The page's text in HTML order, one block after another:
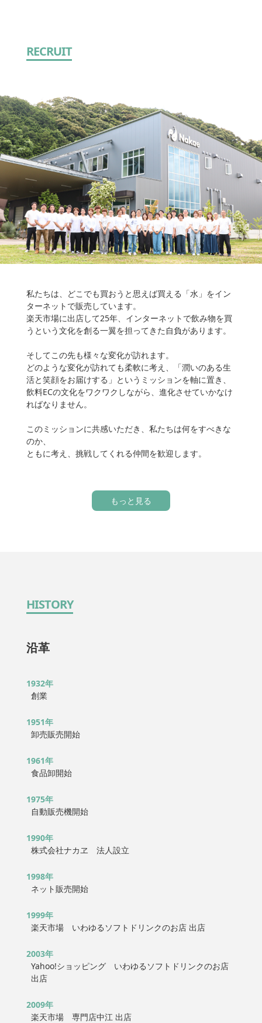
RECRUIT
私たちは、どこでも買おうと思えば買える「水」をイン
ターネットで販売しています。
楽天市場に出店して25年、インターネットで飲み物を買
うという文化を創る一翼を担ってきた自負があります。
そしてこの先も様々な変化が訪れます。
どのような変化が訪れても柔軟に考え、「潤いのある生
活と笑顔をお届けする」というミッションを軸に置き、
飲料ECの文化をワクワクしながら、進化させていかなけ
ればなりません。
このミッションに共感いただき、私たちは何をすべきな
のか、
ともに考え、挑戦してくれる仲間を歓迎します。
もっと見る
HISTORY
沿革
1932年
創業
1951年
卸売販売開始
1961年
食品卸開始
1975年
自動販売機開始
1990年
株式会社ナカヱ 法人設立
1998年
ネット販売開始
1999年
楽天市場 いわゆるソフトドリンクのお店 出店
2003年
Yahoo!ショッピング いわゆるソフトドリンクのお店
出店
2009年
楽天市場 専門店中江 出店